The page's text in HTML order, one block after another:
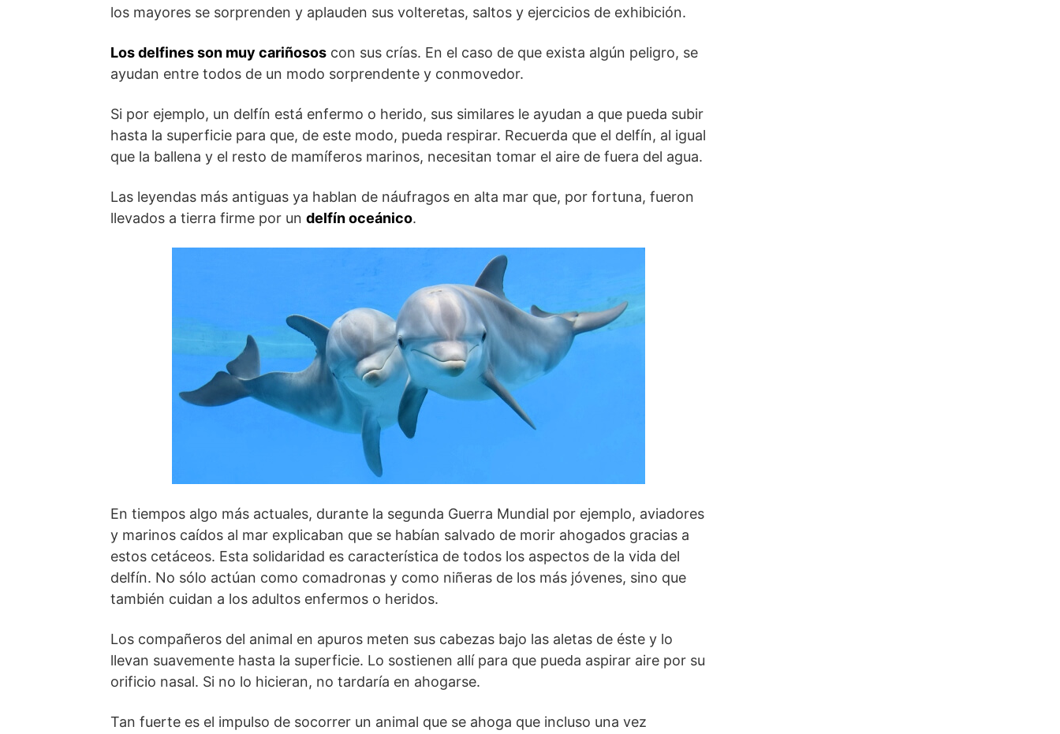
los mayores se sorprenden y aplauden sus volteretas, saltos y ejercicios de exhibición.
Los delfines son muy cariñosos con sus crías. En el caso de que exista algún peligro, se
ayudan entre todos de un modo sorprendente y conmovedor.
Si por ejemplo, un delfín está enfermo o herido, sus similares le ayudan a que pueda subir
hasta la superficie para que, de este modo, pueda respirar. Recuerda que el delfín, al igual
que la ballena y el resto de mamíferos marinos, necesitan tomar el aire de fuera del agua.
Las leyendas más antiguas ya hablan de náufragos en alta mar que, por fortuna, fueron
llevados a tierra firme por un delfín oceánico.
En tiempos algo más actuales, durante la segunda Guerra Mundial por ejemplo, aviadores
y marinos caídos al mar explicaban que se habían salvado de morir ahogados gracias a
estos cetáceos. Esta solidaridad es característica de todos los aspectos de la vida del
delfín. No sólo actúan como comadronas y como niñeras de los más jóvenes, sino que
también cuidan a los adultos enfermos o heridos.
Los compañeros del animal en apuros meten sus cabezas bajo las aletas de éste y lo
llevan suavemente hasta la superficie. Lo sostienen allí para que pueda aspirar aire por su
orificio nasal. Si no lo hicieran, no tardaría en ahogarse.
Tan fuerte es el impulso de socorrer un animal que se ahoga que incluso una vez